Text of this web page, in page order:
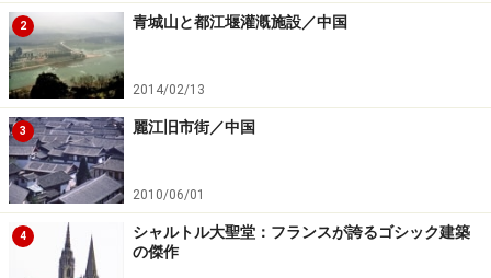
が楽しめるはずだ。また、４月下旬から６月にかけてツ
ツジの季節になる。何種類ものツツジが順番に開花する
ため、こちらもこの時期いつでも楽しめる。
【関連サイト】
世界遺産 日光の社寺
イベント情報満載）
日光山輪王寺（日光山輪王寺のオフィシャル・サイ
ト。「花の歳時記」に花情報が載っている）
2 青城山と都江堰灌漑施設／中国
2014/02/13
3 麗江旧市街／中国
2010/06/01
4
シャルトル大聖堂：フランスが誇るゴシック建築
の傑作